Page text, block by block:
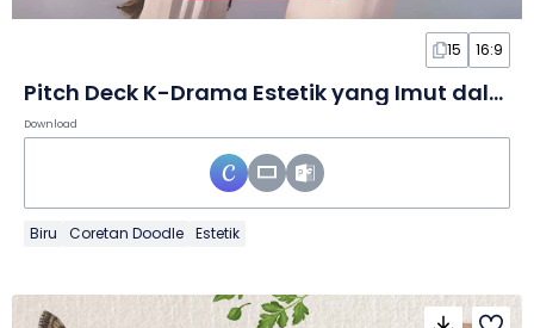
15 16:9
Pitch Deck K-Drama Estetik yang Imut dalam Slide
Download
Biru Coretan Doodle Estetik